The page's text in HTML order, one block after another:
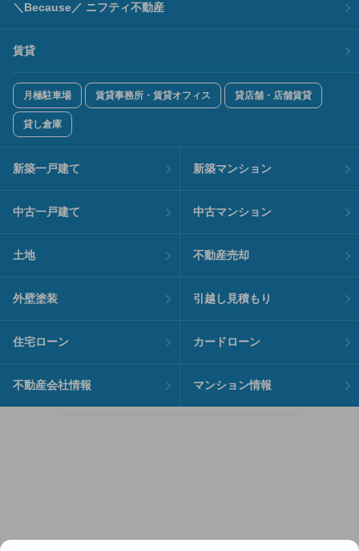
＼Because／ ニフティ不動産
賃貸
月極駐車場 賃貸事務所・賃貸オフィス 貸店舗・店舗賃貸
貸し倉庫
新築一戸建て 新築マンション
中古一戸建て 中古マンション
土地 不動産売却
外壁塗装 引越し見積もり
住宅ローン カードローン
不動産会社情報 マンション情報